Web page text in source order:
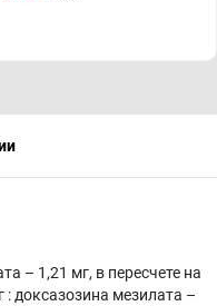
– 1,21 мг, в пересчете на
: доксазозина мезилата –